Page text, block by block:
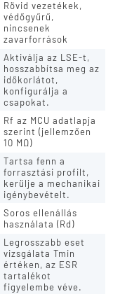
Rövid vezetékek,
védőgyűrű,
nincsenek
zavarforrások
Aktiválja az LSE-t,
hosszabbítsa meg az
időkorlátot,
konfigurálja a
csapokat.
Rf az MCU adatlapja
szerint (jellemzően
10 MΩ)
Tartsa fenn a
forrasztási profilt,
kerülje a mechanikai
igénybevételt.
Soros ellenállás
használata (Rd)
Legrosszabb eset
vizsgálata Tmin
értéken, az ESR
tartalékot
figyelembe véve.